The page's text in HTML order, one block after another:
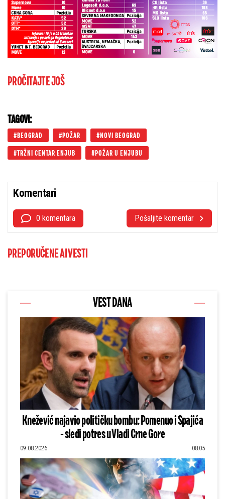
PROČITAJTE JOŠ
TAGOVI:
BEOGRAD POŽAR NOVI BEOGRAD
TRŽNI CENTAR ENJUB POŽAR U ENJUBU
Komentari
0 komentara Pošaljite komentar
PREPORUČENE AI VESTI
VEST DANA
Knežević najavio političku bombu: Pomenuo i Spajića
- sledi potres u Vladi Crne Gore
09.08.2026 08:05